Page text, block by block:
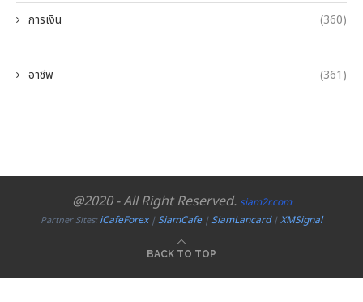
การเงิน (360)
อาชีพ (361)
@2020 - All Right Reserved. siam2r.com
Partner Sites:iCafeForex|SiamCafe|SiamLancard|XMSignal
BACK TO TOP